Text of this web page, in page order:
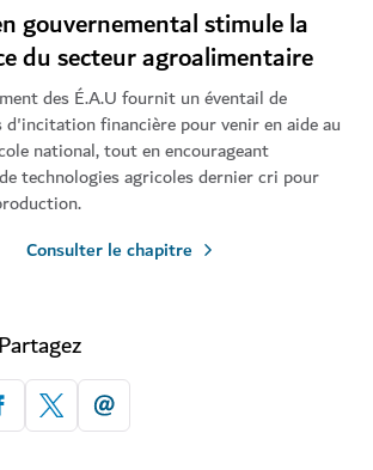
gouvernemental stimule la
du secteur agroalimentaire
des É.A.U fournit un éventail de
d'incitation financière pour venir en aide au
national, tout en encourageant
technologies agricoles dernier cri pour
Consulter le chapitre